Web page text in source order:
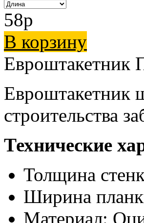
58p
В корзину
Евроштакетник
строительства
Технические
Толщина
Ширина
Материал: